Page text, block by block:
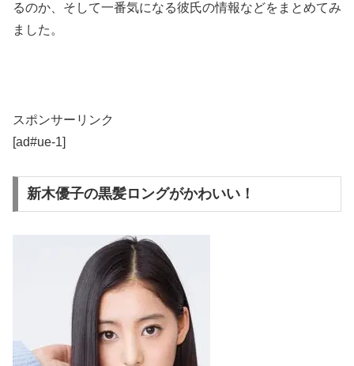
るのか、そして一番気になる彼氏の情報などをまとめてみ
ました。
スポンサーリンク
[ad#ue-1]
新木優子の黒髪ロングがかわいい！